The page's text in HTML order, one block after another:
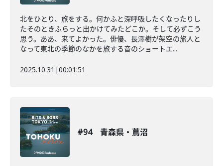
北をひとり、旅をする。何かふと深呼吸したくなったりし
たそのときふらっと出かけてみたどこか。そして必ずこう
思う。ああ、来てよかった。俳優、長澤樹が架空の旅人と
なって東北の季節のなかを旅する音のショートエ...
2025.10.31 |00:01:51
#94 青森県・蔦沼